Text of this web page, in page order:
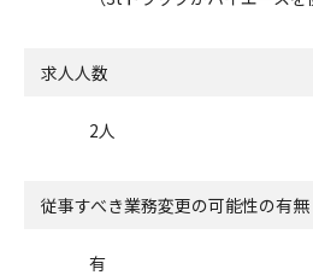
求人人数
2人
従事すべき業務変更の可能性の有無
有